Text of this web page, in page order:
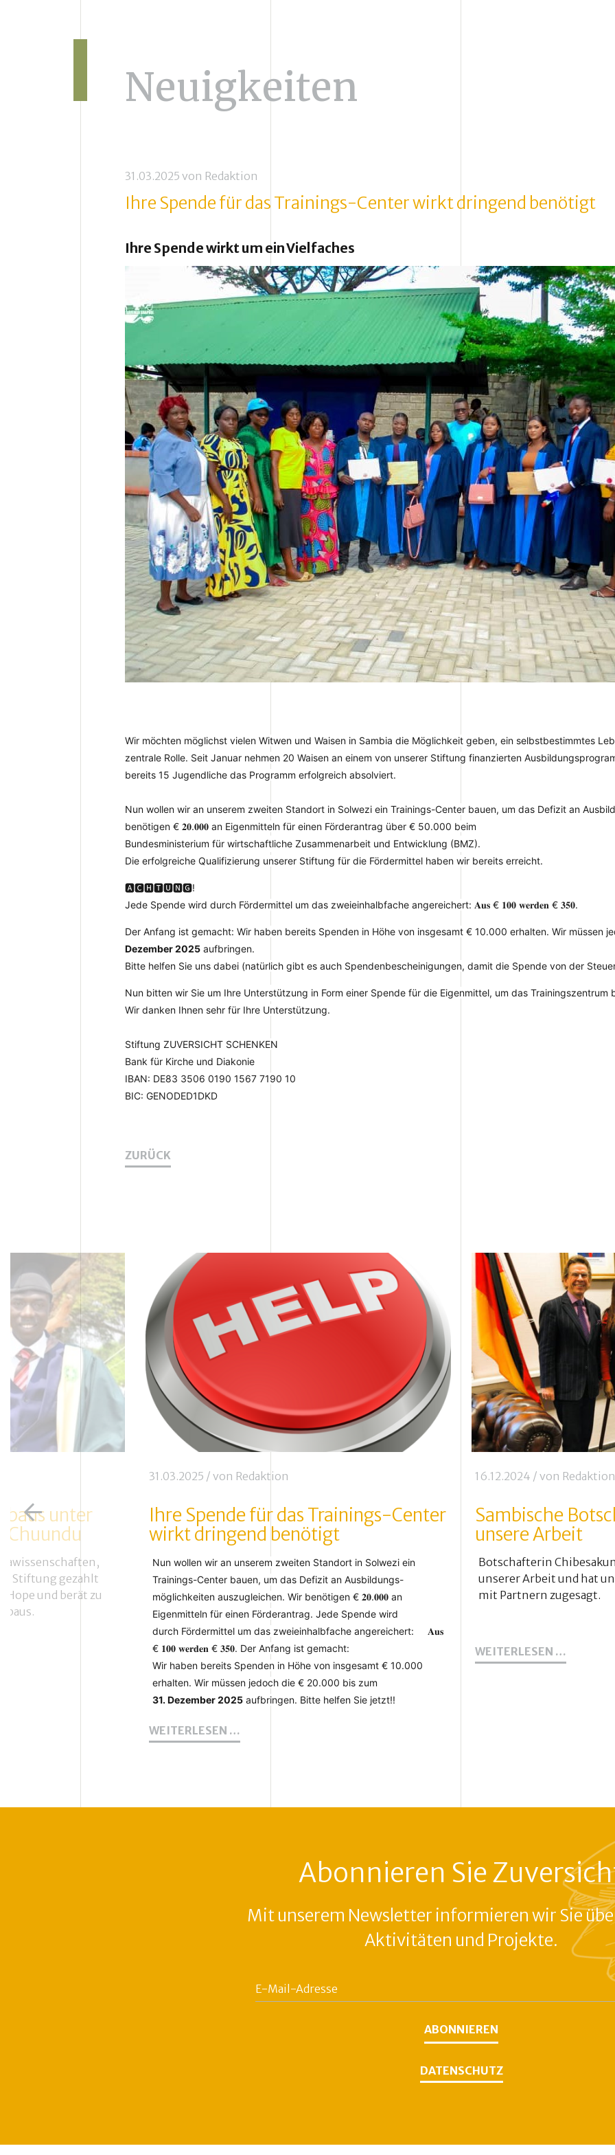
Neuigkeiten
31.03.2025 von Redaktion
Ihre Spende für das Trainings-Center wirkt dringend benötigt
Ihre Spende wirkt um ein Vielfaches
Wir möchten möglichst vielen Witwen und Waisen in Sambia die Möglichkeit geben, ein selbstbestimmtes
zentrale Rolle. Seit Januar nehmen 20 Waisen an einem von unserer Stiftung finanzierten
bereits 15 Jugendliche das Programm erfolgreich absolviert.
Nun wollen wir an unserem zweiten Standort in Solwezi ein Trainings-Center bauen, um das Defizit an
benötigen € 𝟐𝟎.𝟎𝟎𝟎 an Eigenmitteln für einen Förderantrag über € 50.000 beim
Bundesministerium für wirtschaftliche Zusammenarbeit und Entwicklung (BMZ).
Die erfolgreiche Qualifizierung unserer Stiftung für die Fördermittel haben wir bereits erreicht.
🅰🅲🅷🆃🆄🅽🅶!
Jede Spende wird durch Fördermittel um das zweieinhalbfache angereichert: 𝐀𝐮𝐬 € 𝟏𝟎𝟎 𝐰𝐞𝐫𝐝𝐞𝐧 € 𝟑𝟓𝟎.
Der Anfang ist gemacht: Wir haben bereits Spenden in Höhe von insgesamt € 10.000 erhalten. Wir müssen
Dezember 2025 aufbringen.
Bitte helfen Sie uns dabei (natürlich gibt es auch Spendenbescheinigungen, damit die Spende von der
Nun bitten wir Sie um Ihre Unterstützung in Form einer Spende für die Eigenmittel, um das Trainingszentrum
Wir danken Ihnen sehr für Ihre Unterstützung.
Stiftung ZUVERSICHT SCHENKEN
Bank für Kirche und Diakonie
IBAN: DE83 3506 0190 1567 7190 10
BIC: GENODED1DKD
ZURÜCK
unter
Chuundu
Stiftung gezahlt
und berät zu
31.03.2025 / von Redaktion
Ihre Spende für das Trainings-Center
wirkt dringend benötigt
Nun wollen wir an unserem zweiten Standort in Solwezi ein
Trainings-Center bauen, um das Defizit an Ausbildungs-
möglichkeiten auszugleichen. Wir benötigen € 𝟐𝟎.𝟎𝟎𝟎 an
Eigenmitteln für einen Förderantrag. Jede Spende wird
durch Fördermittel um das zweieinhalbfache angereichert: 𝐀𝐮𝐬
€ 𝟏𝟎𝟎 𝐰𝐞𝐫𝐝𝐞𝐧 € 𝟑𝟓𝟎. Der Anfang ist gemacht:
Wir haben bereits Spenden in Höhe von insgesamt € 10.000
erhalten. Wir müssen jedoch die € 20.000 bis zum
31. Dezember 2025 aufbringen. Bitte helfen Sie jetzt!!
WEITERLESEN …
SPENDE
WIRKT
16.12.2024 / von Redaktion
Sambische
unsere Arbeit
Botschafterin
unserer Arbeit und hat
mit Partnern zugesagt.
WEITERLESEN …
Abonnieren Sie
Mit unserem Newsletter informieren wir Sie
Aktivitäten und Projekte.
E-
Mail-
ABONNIEREN
DATENSCHUTZ